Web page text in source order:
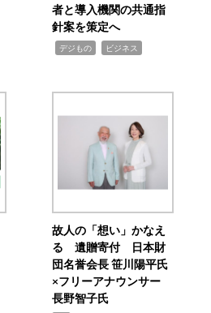
者と導入機関の共通指
針案を策定へ
デジもの ビジネス
故人の「想い」かなえ
る 遺贈寄付 日本財
団名誉会長 笹川陽平氏
×フリーアナウンサー
長野智子氏